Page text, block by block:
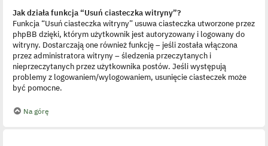
Jak działa funkcja “Usuń ciasteczka witryny”?
Funkcja “Usuń ciasteczka witryny” usuwa ciasteczka utworzone przez
phpBB dzięki, którym użytkownik jest autoryzowany i logowany do
witryny. Dostarczają one również funkcję – jeśli została włączona
przez administratora witryny – śledzenia przeczytanych i
nieprzeczytanych przez użytkownika postów. Jeśli występują
problemy z logowaniem/wylogowaniem, usunięcie ciasteczek może
być pomocne.
Na górę